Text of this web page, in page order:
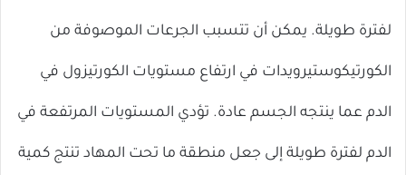
لفترة طويلة. يمكن أن تتسبب الجرعات الموصوفة من
الكورتيكوستيرويدات في ارتفاع مستويات الكورتيزول في
الدم عما ينتجه الجسم عادة. تؤدي المستويات المرتفعة في
الدم لفترة طويلة إلى جعل منطقة ما تحت المهاد تنتج كمية